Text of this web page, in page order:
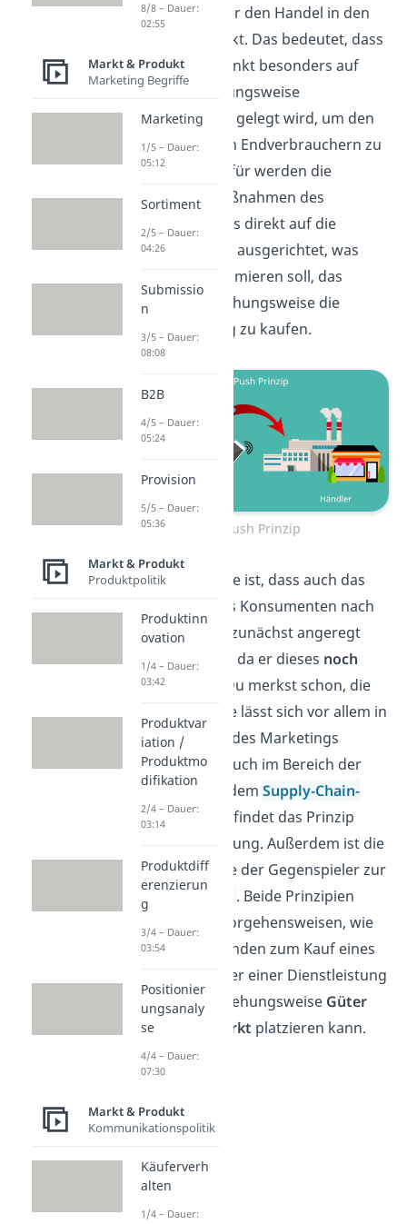
Hersteller über den Handel in den
Markt gedrückt. Das bedeutet, dass
der Schwerpunkt besonders auf
Groß-beziehungsweise
Einzelhändler
gelegt wird, um den
Absatz bei den Endverbrauchern zu
steigern. Hierfür werden die
Marketingmaßnahmen des
Unternehmens direkt auf die
Ladenbesitzer ausgerichtet, was
diese dazu animieren soll, das
Produkt beziehungsweise die
Dienstleistung zu kaufen.
Push Prinzip
Das Besondere ist, dass auch das
des Konsumenten nach
dem Produkt zunächst angeregt
werden muss, da er dieses noch
nicht kennt.
Du merkst schon, die
Push Strategie lässt sich vor allem in
Teilbereichen des Marketings
finden. Aber auch im Bereich der
Logistik und dem Supply-Chain-
Management
findet das Prinzip
seine Anwendung. Außerdem ist die
Push Strategie der Gegenspieler zur
Pull Strategie
. Beide Prinzipien
bezeichnen Vorgehensweisen, wie
man einen Kunden zum Kauf eines
Produktes oder einer Dienstleistung
bewegen beziehungsweise Güter
auf einem
Markt platzieren kann.
8/8 – Dauer:
02:55
Markt & Produkt
Marketing Begriffe
Marketing
1/5 – Dauer:
05:12
Sortiment
2/5 – Dauer:
04:26
Submissio
n
3/5 – Dauer:
08:08
B2B
4/5 – Dauer:
05:24
Provision
5/5 – Dauer:
05:36
Markt & Produkt
Produktpolitik
Produktinn
ovation
1/4 – Dauer:
03:42
Produktvar
iation /
Produktmo
difikation
2/4 – Dauer:
03:14
Produktdiff
erenzierun
g
3/4 – Dauer:
03:54
Positionier
ungsanaly
se
4/4 – Dauer:
07:30
Markt & Produkt
Kommunikationspolitik
Käuferverh
alten
1/4 – Dauer: